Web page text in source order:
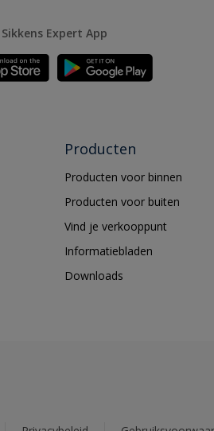
Sikkens Expert App
Producten
Producten voor binnen
Producten voor buiten
Vind je verkooppunt
Informatiebladen
Downloads